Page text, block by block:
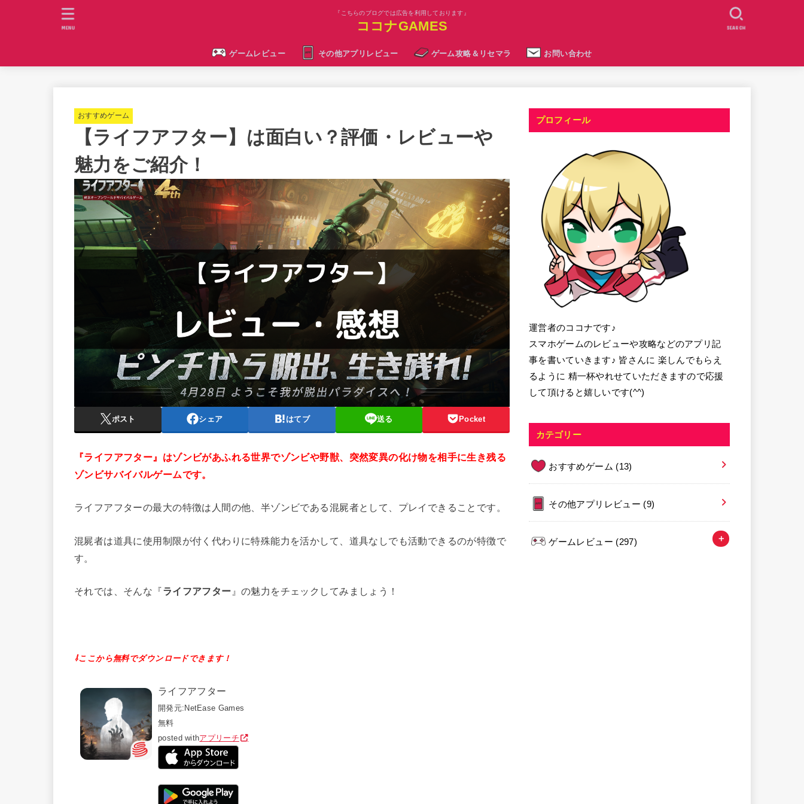
『こちらのブログでは広告を利用しております』
ココナGAMES
ゲームレビュー その他アプリレビュー ゲーム攻略＆リセマラ お問い合わせ
SEARCH
MENU
おすすめゲーム
【ライフアフター】は面白い？評価・レビューや
魅力をご紹介！
ポスト シェア はてブ 送る Pocket
『ライフアフター』はゾンビがあふれる世界でゾンビや野獣、突然変異の化け物を相手に生き残る
ゾンビサバイバルゲームです。
ライフアフターの最大の特徴は人間の他、半ゾンビである混屍者として、プレイできることです。
混屍者は道具に使用制限が付く代わりに特殊能力を活かして、道具なしでも活動できるのが特徴で
す。
それでは、そんな『ライフアフター 』の魅力をチェックしてみましょう！
⇩ここから無料でダウンロードできます！
ライフアフター
開発元: NetEase Games
無料
posted withアプリーチ
プロフィール
運営者のココナです♪
スマホゲームのレビューや攻略などのアプリ記
事を書いていきます♪ 皆さんに 楽しんでもらえ
るように 精一杯やれせていただきますので応援
して頂けると嬉しいです(^^)
カテゴリー
おすすめゲーム (13)
その他アプリレビュー (9)
ゲームレビュー (297)